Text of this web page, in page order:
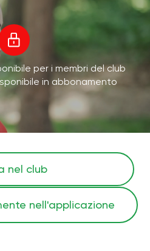
per i membri del club
in abbonamento
nel club
nell'applicazione